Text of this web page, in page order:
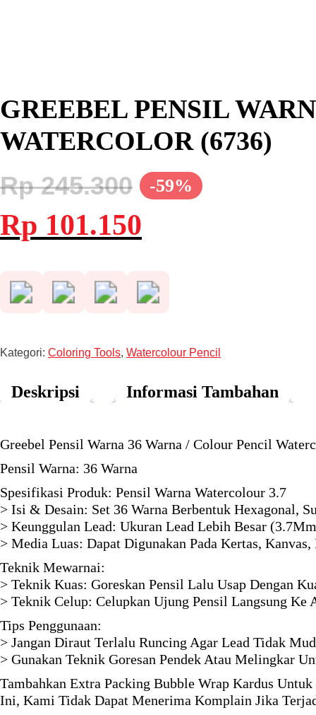
GREEBEL PENSIL
WATERCOLOR (6736)
-59%
Rp245.300
Harga
aslinya
adalah:
Rp 101.150ini
Kategori: Coloring Tools, Watercolour Pencil
Deskripsi Informasi Tambahan
Greebel Pensil Warna 36 Warna / Colour Pencil
Pensil Warna: 36 Warna
Spesifikasi Produk: Pensil Warna Watercolour 3.7
> Isi & Desain: Set 36 Warna Berbentuk Hexagonal,
> Keunggulan Lead: Ukuran Lead Lebih Besar
> Media Luas: Dapat Digunakan Pada Kertas,
Teknik Mewarnai:
> Teknik Kuas: Goreskan Pensil Lalu Usap Dengan
> Teknik Celup: Celupkan Ujung Pensil Langsung
Tips Penggunaan:
> Jangan Diraut Terlalu Runcing Agar Lead Tidak
> Gunakan Teknik Goresan Pendek Atau Melingkar
Tambahkan Extra Packing Bubble Wrap Kardus
Ini, Kami Tidak Dapat Menerima Komplain Jika